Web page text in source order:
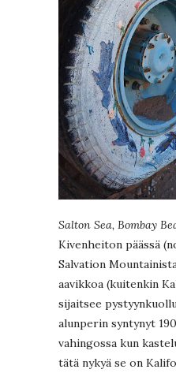
Salton Sea, Bombay
Kivenheiton päässä
Salvation
aavikkoa (kuitenkin
sijaitsee
alunperin syntynyt
vahingossa kun
tätä nykyä se on